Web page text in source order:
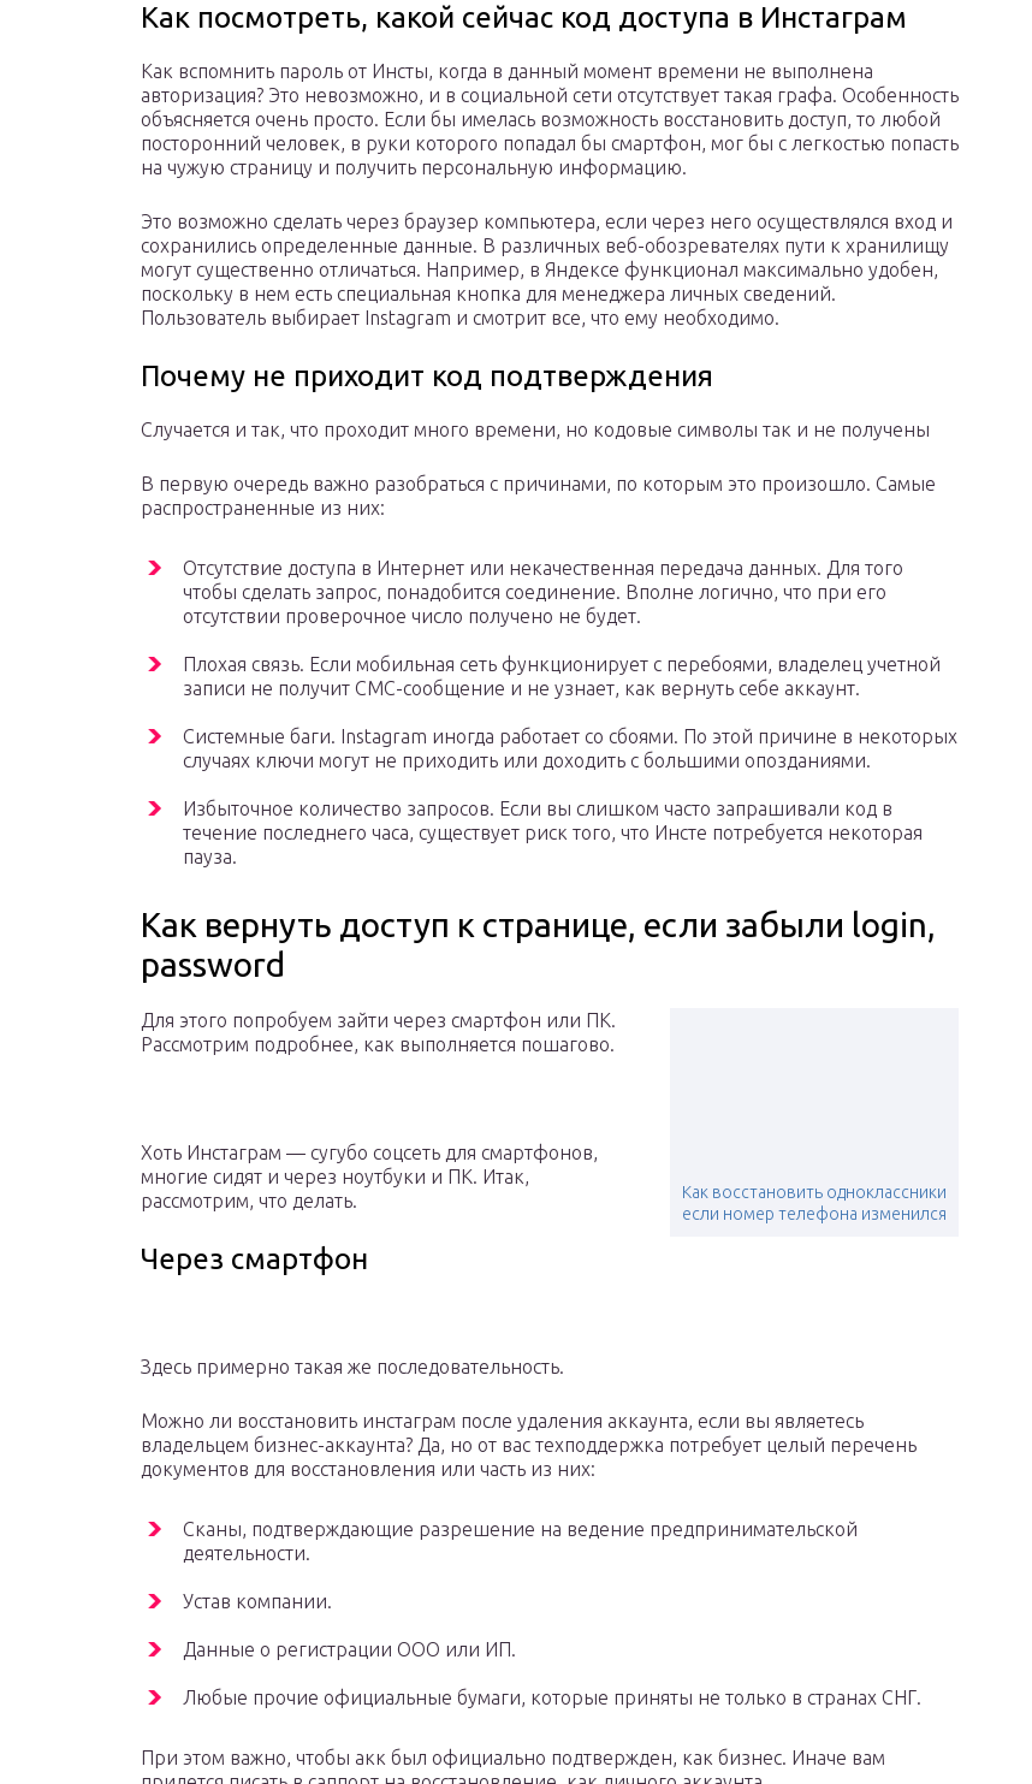
Как посмотреть, какой сейчас код доступа в Инстаграм
Как вспомнить пароль от Инсты, когда в данный момент времени не выполнена
авторизация? Это невозможно, и в социальной сети отсутствует такая графа. Особенность
объясняется очень просто. Если бы имелась возможность восстановить доступ, то любой
посторонний человек, в руки которого попадал бы смартфон, мог бы с легкостью попасть
на чужую страницу и получить персональную информацию.
Это возможно сделать через браузер компьютера, если через него осуществлялся вход и
сохранились определенные данные. В различных веб-обозревателях пути к хранилищу
могут существенно отличаться. Например, в Яндексе функционал максимально удобен,
поскольку в нем есть специальная кнопка для менеджера личных сведений.
Пользователь выбирает Instagram и смотрит все, что ему необходимо.
Почему не приходит код подтверждения
Случается и так, что проходит много времени, но кодовые символы так и не получены
В первую очередь важно разобраться с причинами, по которым это произошло. Самые
распространенные из них:
Отсутствие доступа в Интернет или некачественная передача данных. Для того
чтобы сделать запрос, понадобится соединение. Вполне логично, что при его
отсутствии проверочное число получено не будет.
Плохая связь. Если мобильная сеть функционирует с перебоями, владелец учетной
записи не получит СМС-сообщение и не узнает, как вернуть себе аккаунт.
Системные баги. Instagram иногда работает со сбоями. По этой причине в некоторых
случаях ключи могут не приходить или доходить с большими опозданиями.
Избыточное количество запросов. Если вы слишком часто запрашивали код в
течение последнего часа, существует риск того, что Инсте потребуется некоторая
пауза.
Как вернуть доступ к странице, если забыли login,
password
Как восстановить одноклассники
если номер телефона изменился
Для этого попробуем зайти через смартфон или ПК.
Рассмотрим подробнее, как выполняется пошагово.
Хоть Инстаграм — сугубо соцсеть для смартфонов,
многие сидят и через ноутбуки и ПК. Итак,
рассмотрим, что делать.
Через смартфон
Здесь примерно такая же последовательность.
Можно ли восстановить инстаграм после удаления аккаунта, если вы являетесь
владельцем бизнес-аккаунта? Да, но от вас техподдержка потребует целый перечень
документов для восстановления или часть из них:
Сканы, подтверждающие разрешение на ведение предпринимательской
деятельности.
Устав компании.
Данные о регистрации ООО или ИП.
Любые прочие официальные бумаги, которые приняты не только в странах СНГ.
При этом важно, чтобы акк был официально подтвержден, как бизнес. Иначе вам